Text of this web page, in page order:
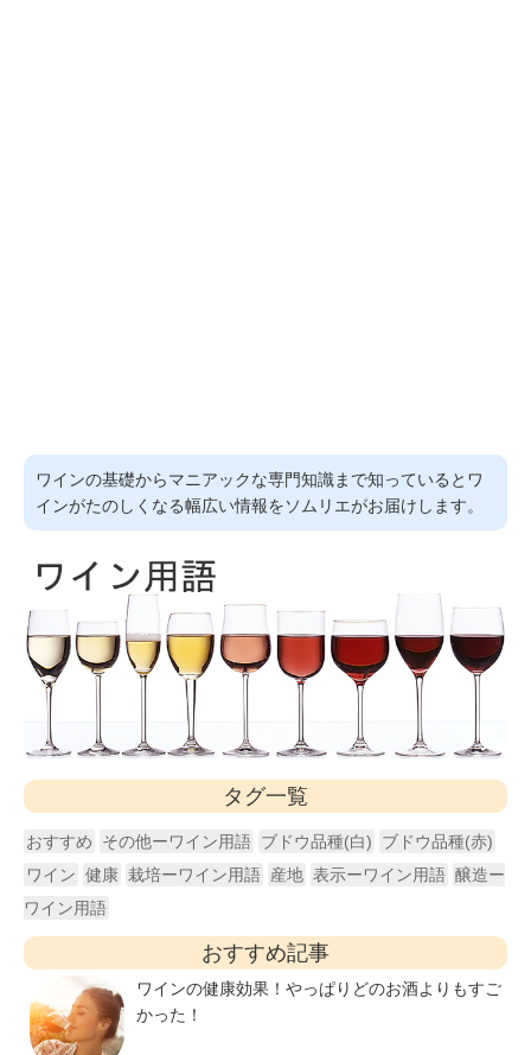
ワインの基礎からマニアックな専門知識まで知っているとワ
インがたのしくなる幅広い情報をソムリエがお届けします。
タグ一覧
おすすめ その他ーワイン用語 ブドウ品種(白)
ブドウ品種(赤)
ワイン 健康 栽培ーワイン用語 産地 表示ーワイン用語 醸造ー
ワイン用語
おすすめ記事
ワインの健康効果！やっぱりどのお酒よりもすご
かった！